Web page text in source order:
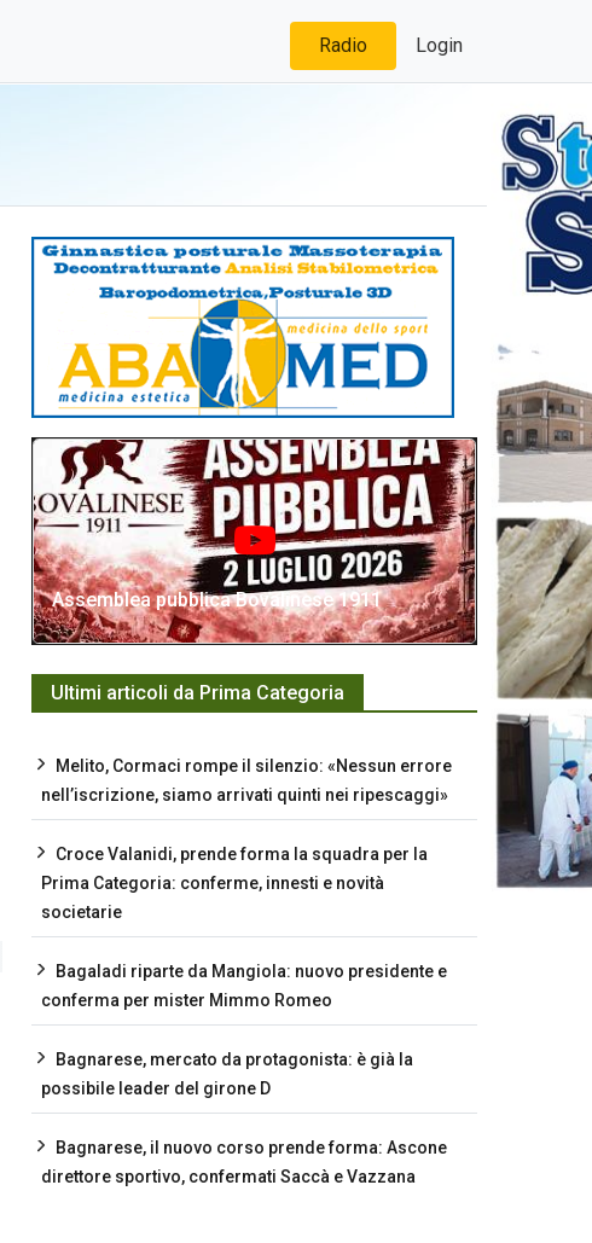
Radio Login
Assemblea pubblica Bovalinese 1911
Ultimi articoli da Prima Categoria
Melito, Cormaci rompe il silenzio: «Nessun errore
nell’iscrizione, siamo arrivati quinti nei ripescaggi»
Croce Valanidi, prende forma la squadra per la
Prima Categoria: conferme, innesti e novità
societarie
Bagaladi riparte da Mangiola: nuovo presidente e
conferma per mister Mimmo Romeo
Bagnarese, mercato da protagonista: è già la
possibile leader del girone D
Bagnarese, il nuovo corso prende forma: Ascone
direttore sportivo, confermati Saccà e Vazzana